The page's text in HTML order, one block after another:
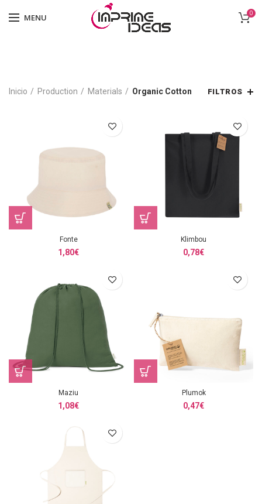
MENU 0
Inicio Production Materials Organic Cotton FILTROS
Fonte
1,80€
Klimbou
0,78€
Maziu
1,08€
Plumok
0,47€